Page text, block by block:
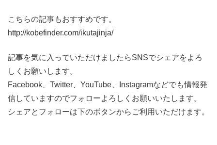
こちらの記事もおすすめです。
http://kobefinder.com/ikutajinja/
記事を気に入っていただけましたらSNSでシェアをよろ
しくお願いします。
Facebook、Twitter、YouTube、Instagramなどでも情報発
信していますのでフォローよろしくお願いいたします。
シェアとフォローは下のボタンからご利用いただけます。